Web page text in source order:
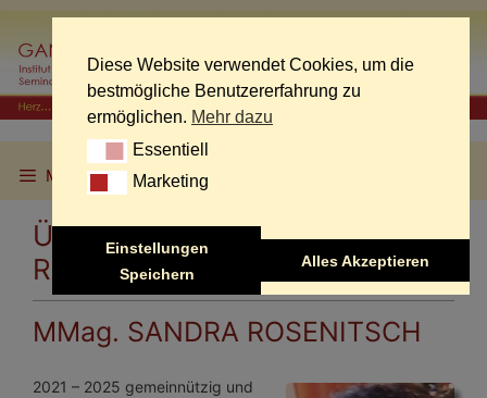
content
Menu
Über uns | MMag. Sandra
Rosenitsch
MMag. SANDRA ROSENITSCH
2021 – 2025 gemeinnützig und
Diese Website verwendet Cookies, um die
bestmögliche Benutzererfahrung zu
ermöglichen. Mehr dazu
EssentiellEssentiell
MarketingMarketing
Einstellungen
Speichern
Alles Akzeptieren